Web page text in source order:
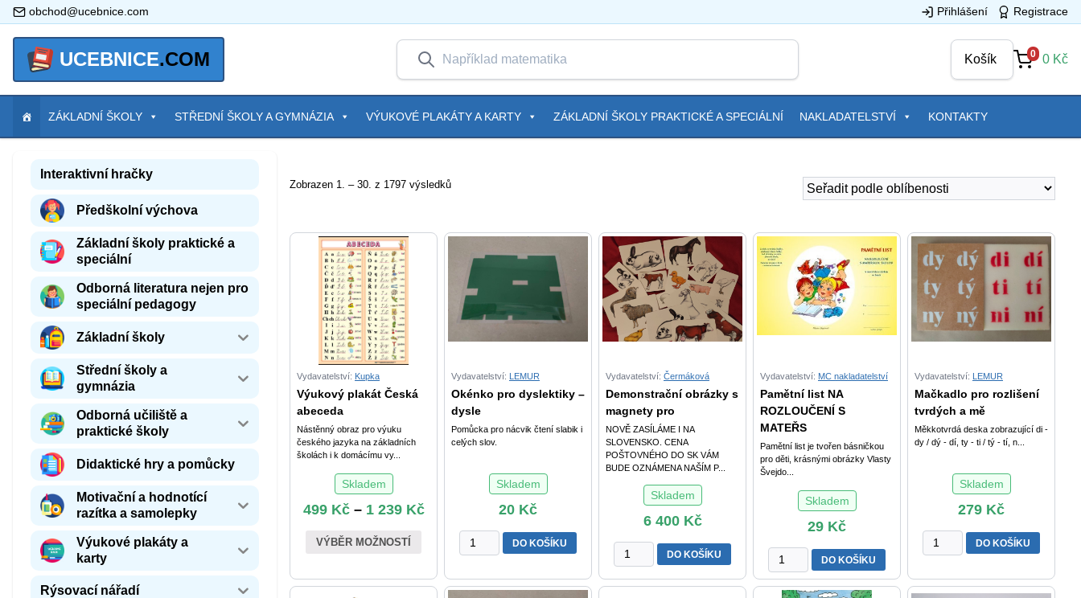
obchod@ucebnice.com Přihlášení Registrace
UCEBNICE.COM Košík 0 0 Kč
ZÁKLADNÍ ŠKOLY STŘEDNÍ ŠKOLY A GYMNÁZIA VÝUKOVÉ PLAKÁTY A KARTY ZÁKLADNÍ ŠKOLY PRAKTICKÉ A SPECIÁLNÍ NAKLADATELSTVÍ KONTAKTY
Interaktivní hračky
Předškolní výchova
Základní školy praktické a
speciální
Odborná literatura nejen pro
speciální pedagogy
Základní školy
Střední školy a
gymnázia
Odborná učiliště a
praktické školy
Didaktické hry a pomůcky
Motivační a hodnotící
razítka a samolepky
Výukové plakáty a
karty
Rýsovací nářadí
Zobrazen 1. – 30. z 1797 výsledků
Vydavatelství: Kupka
Výukový plakát Česká
abeceda
Nástěnný obraz pro výuku
českého jazyka na základních
školách i k domácímu vy...
Skladem
499 Kč– 1 239 Kč
VÝBĚR MOŽNOSTÍ
Vydavatelství: LEMUR
Okénko pro dyslektiky –
dysle
Pomůcka pro nácvik čtení slabik i
celých slov.
Skladem
20 Kč
Okénko
pro
-
DO KOŠÍKU
Vydavatelství: Čermáková
Demonstrační obrázky s
magnety pro
NOVĚ ZASÍLÁME I NA
SLOVENSKO. CENA
POŠTOVNÉHO DO SK VÁM
BUDE OZNÁMENA NAŠÍM P...
Skladem
6 400 Kč
Demonstrační
obrázky
s
DO KOŠÍKU
Vydavatelství: MC nakladatelství
Pamětní list NA
ROZLOUČENÍ S
MATEŘS
Pamětní list je tvořen básničkou
pro děti, krásnými obrázky Vlasty
Švejdo...
Skladem
29 Kč
Pamětní
list
NA
DO KOŠÍKU
Vydavatelství: LEMUR
Mačkadlo pro rozlišení
tvrdých a mě
Měkkotvrdá deska zobrazující di -
dy / dý - dí, ty - ti / tý - tí, n...
Skladem
279 Kč
Mačkadlo
pro
tvrdých
DO KOŠÍKU